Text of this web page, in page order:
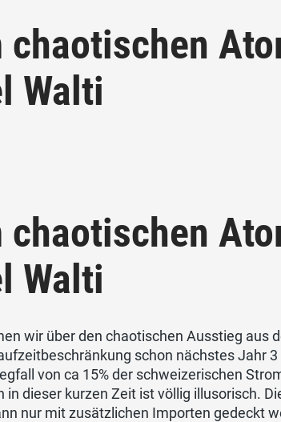
chaotischen
Walti
chaotischen
Walti
wir über den chaotischen Ausstieg aus
schon nächstes Jahr
von ca 15% der schweizerischen
in dieser kurzen Zeit ist völlig illusorisch.
nur mit zusätzlichen Importen gedeckt